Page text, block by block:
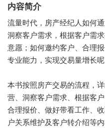
内容简介
流量时代，房产经纪人如何
洞察客户需求，根据客户需
意愿；如何邀约客户、合理
专业能力，实现交易量增长呢
本书按照房产交易的流程，
营、洞察客户需求、根据客
合理报价、做好带看工作、
户关系维护及客户转介绍等内